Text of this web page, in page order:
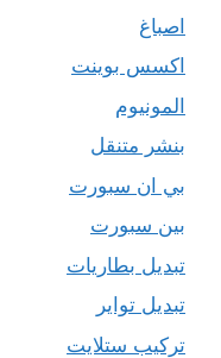
اصباغ
اكسس بوينت
المونيوم
بنشر متنقل
بي ان سبورت
بين سبورت
تبديل بطاريات
تبديل تواير
تركيب ستلايت